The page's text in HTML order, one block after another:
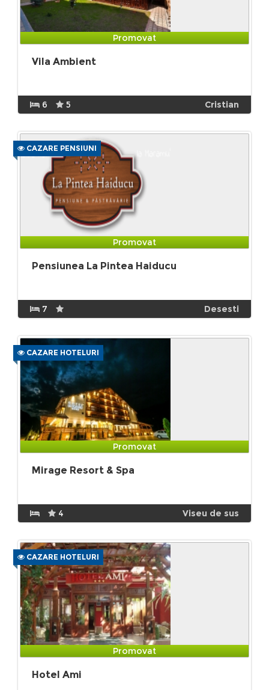
Promovat
Vila Ambient
6 5 Cristian
CAZARE PENSIUNI
Promovat
Pensiunea La Pintea Haiducu
7 Desesti
CAZARE HOTELURI
Promovat
Mirage Resort & Spa
4 Viseu de sus
CAZARE HOTELURI
Promovat
Hotel Ami